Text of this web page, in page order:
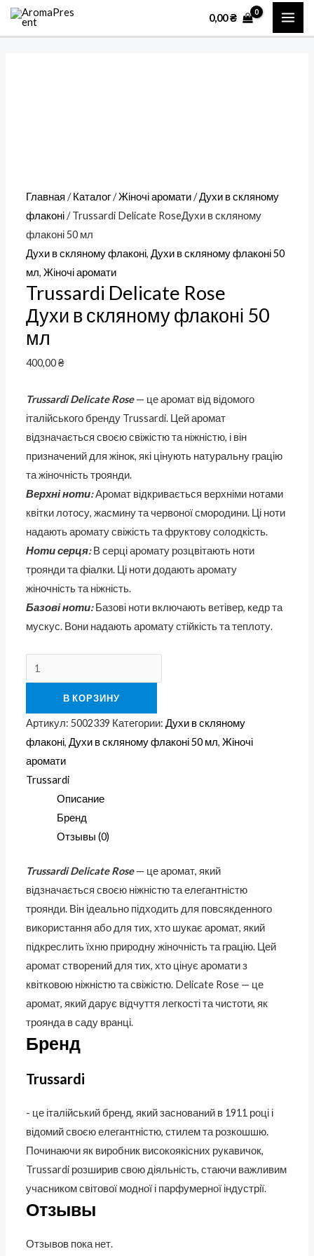
Перейти
0,00₴
Главная /Каталог/Жіночі аромати/Духи в скляному
флаконі/ Trussardi Delicate RoseДухи в скляному
флаконі 50 мл
Духи в скляному флаконі,Духи в скляному флаконі 50
мл,Жіночі аромати
Trussardi Delicate Rose
Духи в скляному флаконі 50
мл
400,00₴
Trussardi Delicate Rose— це аромат від відомого
італійського бренду Trussardi. Цей аромат
відзначається своєю свіжістю та ніжністю, і він
призначений для жінок, які цінують натуральну грацію
та жіночність троянди.
Верхні ноти:Аромат відкривається верхніми нотами
квітки лотосу, жасмину та червоної смородини. Ці ноти
надають аромату свіжість та фруктову солодкість.
Ноти серця: В серці аромату розцвітають ноти
троянди та фіалки. Ці ноти додають аромату
жіночність та ніжність.
Базові ноти:Базові ноти включають ветівер, кедр та
мускус. Вони надають аромату стійкість та теплоту.
Количество
товара
В КОРЗИНУ
Артикул:5002339 Категории:Духи в скляному
флаконі,Духи в скляному флаконі 50 мл,Жіночі
аромати
Trussardi
Описание
Бренд
Отзывы (0)
Trussardi Delicate Rose— це аромат, який
відзначається своєю ніжністю та елегантністю
троянди. Він ідеально підходить для повсякденного
використання або для тих, хто шукає аромат, який
підкреслить їхню природну жіночність та грацію. Цей
аромат створений для тих, хто цінує аромати з
квітковою ніжністю та свіжістю. Delicate Rose — це
аромат, який дарує відчуття легкості та чистоти, як
троянда в саду вранці.
Бренд
Trussardi
- це італійський бренд, який заснований в 1911 році і
відомий своєю елегантністю, стилем та розкошшю.
Починаючи як виробник високоякісних рукавичок,
Trussardi розширив свою діяльність, стаючи важливим
учасником світової модної і парфумерної індустрії.
Отзывы
Отзывов пока нет.